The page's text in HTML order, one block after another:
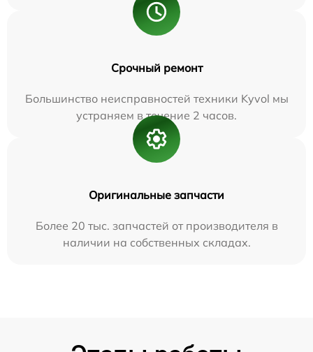
Срочный ремонт
Большинство неисправностей техники Kyvol мы
устраняем в течение 2 часов.
Оригинальные запчасти
Более 20 тыс. запчастей от производителя в
наличии на собственных складах.